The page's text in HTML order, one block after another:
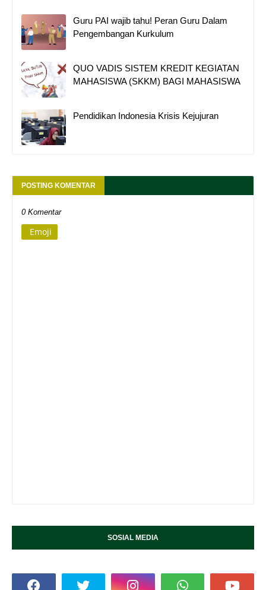
Guru PAI wajib tahu! Peran Guru Dalam
Pengembangan Kurkulum
QUO VADIS SISTEM KREDIT KEGIATAN
MAHASISWA (SKKM) BAGI MAHASISWA
Pendidikan Indonesia Krisis Kejujuran
POSTING KOMENTAR
0 Komentar
Emoji
SOSIAL MEDIA